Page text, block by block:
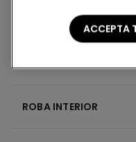
ROBA INTERIOR
ACCEPTA